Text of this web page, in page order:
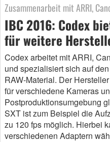
Zusammenarbeit mit ARRI,
IBC 2016: Codex
für weitere
Codex arbeitet mit ARRI,
und spezialisiert sich auf
RAW-Material. Der
für verschiedene Kameras
Postproduktionsumgebung
SXT ist zum Beispiel die
zu 120 fps möglich. Hierbei
verschiedenen Adaptern